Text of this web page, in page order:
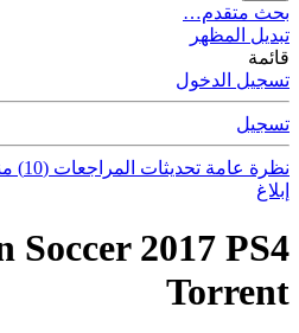
بحث متقدم…
تبديل المظهر
قائمة
تسجيل الدخول
تسجيل
نظرة عامة تحديثات المراجعات (10)
إبلاغ
2017 PS4
Torrent